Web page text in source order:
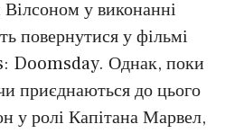
у виконанні
повернутися у фільмі
Doomsday. Однак, поки
приєднаються до цього
у ролі Капітана Марвел,